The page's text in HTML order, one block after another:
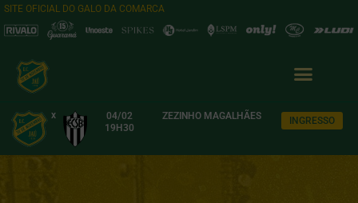
SITE OFICIAL DO GALO DA COMARCA
x
04/02
19H30
ZEZINHO MAGALHÃES INGRESSO